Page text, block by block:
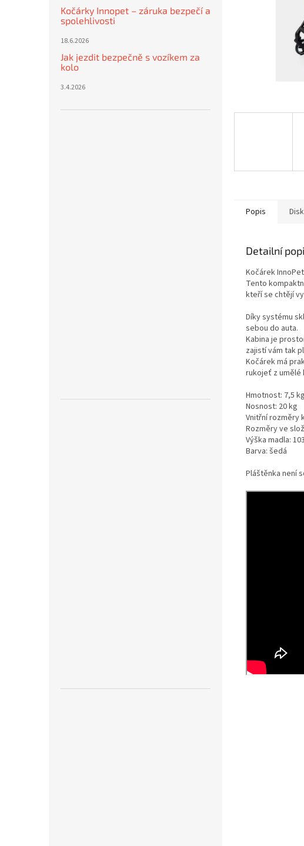
Kočárky Innopet – záruka bezpečí a
spolehlivosti
18.6.2026
Jak jezdit bezpečně s vozíkem za
kolo
3.4.2026
Popis
Detailní
Kočárek
Tento
kteří se chtějí
Díky systému
sebou do auta.
Kabina je
zajistí vám tak
Kočárek má
rukojeť z umělé
Hmotnost: 7,5 kg
Nosnost: 20 kg
Vnitřní rozměry
Rozměry ve
Výška madla:
Barva: šedá
Pláštěnka není